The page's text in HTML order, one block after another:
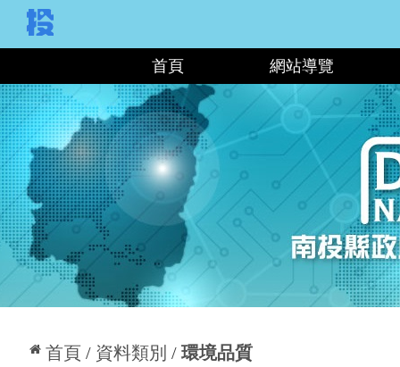
首頁 網站導覽
首頁 資料類別 環境品質